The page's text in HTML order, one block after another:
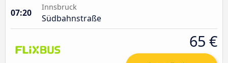
07:20
Innsbruck
Südbahnstraße
65 €